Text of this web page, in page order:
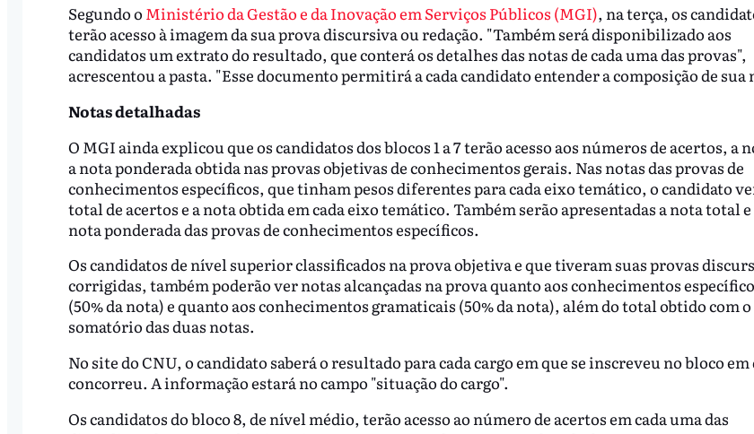
Segundo o Ministério da Gestão e da Inovação em Serviços Públicos (MGI), na terça, os
terão acesso à imagem da sua prova discursiva ou redação. "Também será disponibilizado aos
candidatos um extrato do resultado, que conterá os detalhes das notas de cada uma das provas",
acrescentou a pasta. "Esse documento permitirá a cada candidato entender a composição de sua
Notas detalhadas
O MGI ainda explicou que os candidatos dos blocos 1 a 7 terão acesso aos números de acertos, a
a nota ponderada obtida nas provas objetivas de conhecimentos gerais. Nas notas das provas de
conhecimentos específicos, que tinham pesos diferentes para cada eixo temático, o candidato
total de acertos e a nota obtida em cada eixo temático. Também serão apresentadas a nota total e
nota ponderada das provas de conhecimentos específicos.
Os candidatos de nível superior classificados na prova objetiva e que tiveram suas provas
corrigidas, também poderão ver notas alcançadas na prova quanto aos conhecimentos
(50% da nota) e quanto aos conhecimentos gramaticais (50% da nota), além do total obtido com o
somatório das duas notas.
No site do CNU, o candidato saberá o resultado para cada cargo em que se inscreveu no bloco em
concorreu. A informação estará no campo "situação do cargo".
Os candidatos do bloco 8, de nível médio, terão acesso ao número de acertos em cada uma das